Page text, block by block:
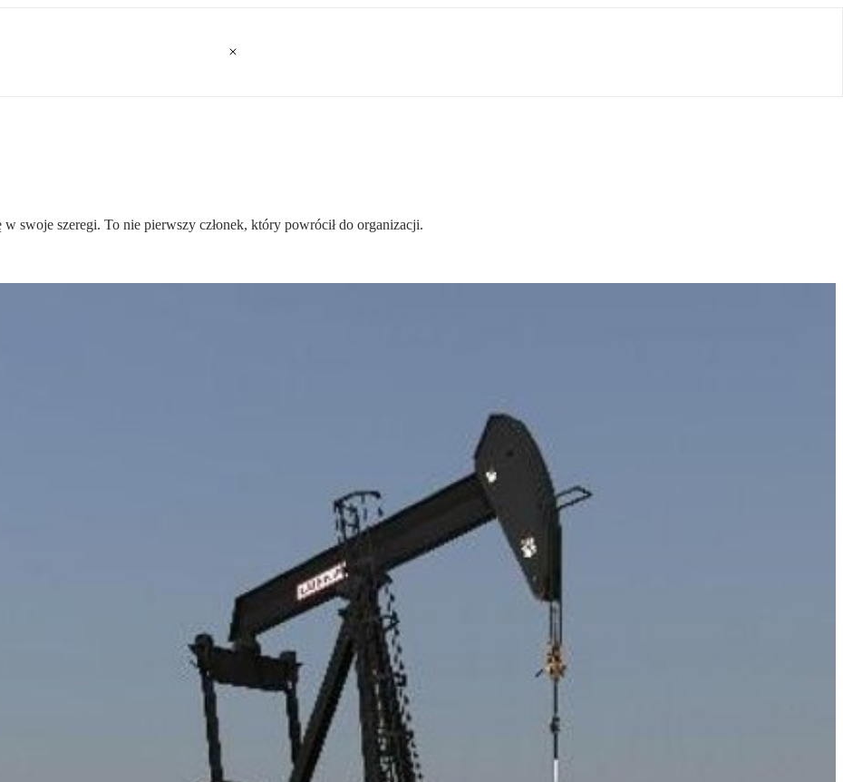
swoje szeregi. To nie pierwszy członek, który powrócił do organizacji.